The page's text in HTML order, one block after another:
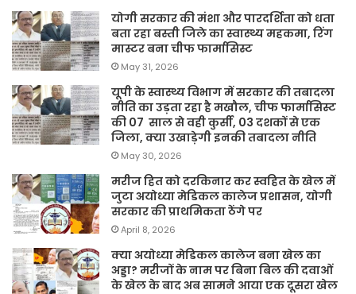
योगी सरकार की मंशा और पारदर्शिता को धता
बता रहा बस्ती जिले का स्वास्थ्य महकमा, रिंग
मास्टर बना चीफ फार्मासिस्ट
May 31, 2026
यूपी के स्वास्थ्य विभाग में सरकार की तबादला
नीति का उड़ता रहा है मखौल, चीफ फार्मासिस्ट
की 07 साल से वही कुर्सी, 03 दशकों से एक
जिला, क्या उखाड़ेगी इनकी तबादला नीति
May 30, 2026
मरीज हित को दरकिनार कर स्वहित के खेल में
जुटा अयोध्या मेडिकल कालेज प्रशासन, योगी
सरकार की प्राथमिकता ठेंगे पर
April 8, 2026
क्या अयोध्या मेडिकल कालेज बना खेल का
अड्डा? मरीजों के नाम पर बिना बिल की दवाओं
के खेल के बाद अब सामने आया एक दूसरा खेल